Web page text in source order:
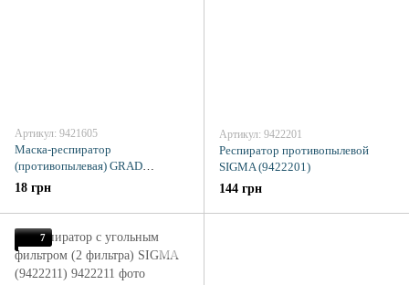
Артикул: 9421605
Маска-респиратор
(противопылевая) GRAD
(9421605)
18 грн
Артикул: 9422201
Респиратор противопылевой
SIGMA (9422201)
144 грн
7